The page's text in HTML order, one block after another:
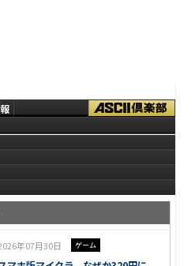
年07月30日 ゲーム